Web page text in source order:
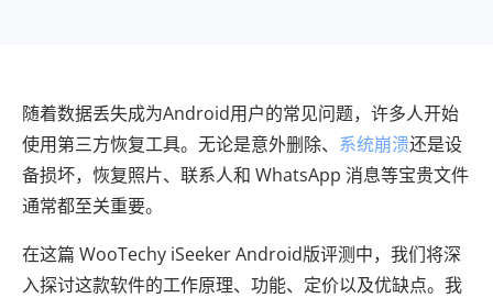
随着数据丢失成为Android用户的常见问题，许多人开始
使用第三方恢复工具。无论是意外删除、 系统崩溃还是设
备损坏，恢复照片、联系人和 WhatsApp 消息等宝贵文件
通常都至关重要。
在这篇 WooTechy iSeeker Android版评测中，我们将深
入探讨这款软件的工作原理、功能、定价以及优缺点。我